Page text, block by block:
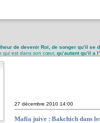
de devenir Roi, de songer qu’il
qui est dans son cœur, qu’autant qu’il a
27 décembre 2010 14:00
Mafia juive : Bakchich dans